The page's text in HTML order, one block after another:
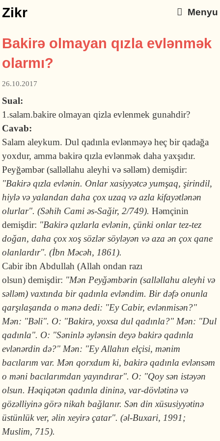
Zikr Menyu
Bakirə olmayan qızla evlənmək
olarmı?
26.10.2017
Sual:
1.salam.bakire olmayan qizla evlenmek gunahdir?
Cavab:
Salam aleykum. Dul qadınla evlənməyə heç bir qadağa
yoxdur, amma bakirə qızla evlənmək daha yaxşıdır.
Peyğəmbər (salləllahu aleyhi və səlləm) demişdir:
"Bakirə qızla evlənin. Onlar xasiyyətcə yumşaq, şirindil,
hiylə və yalandan daha çox uzaq və azla kifayətlənən
olurlar". (Səhih Cami əs-Sağir, 2/749).Həmçinin
demişdir: "Bakirə qızlarla evlənin, çünki onlar tez-tez
doğan, daha çox xoş sözlər söyləyən və aza ən çox qane
olanlardır". (İbn Məcəh, 1861).
Cabir ibn Abdullah (Allah ondan razı
olsun) demişdir: "Mən Peyğəmbərin (salləllahu aleyhi və
səlləm) vaxtında bir qadınla evləndim. Bir dəfə onunla
qarşılaşanda o mənə dedi: "Ey Cabir, evlənmisən?"
Mən: "Bəli". O: "Bakirə, yoxsa dul qadınla?" Mən: "Dul
qadınla". O: "Səninlə əylənsin deyə bakirə qadınla
evlənərdin də?" Mən: "Ey Allahın elçisi, mənim
bacılarım var. Mən qorxdum ki, bakirə qadınla evlənsəm
o məni bacılarımdan yayındırar". O: "Qoy sən istəyən
olsun. Həqiqətən qadınla dininə, var-dövlətinə və
gözəlliyinə görə nikah bağlanır. Sən din xüsusiyyətinə
üstünlük ver, əlin xeyirə çatar". (əl-Buxari, 1991;
Muslim, 715).